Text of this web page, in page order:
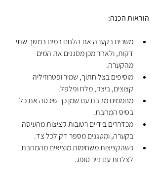
הוראות הכנה:
משרים בקערה את הלחם במים במשך שתי
דקות, ולאחר מכן מסננים את המים
מהקערה.
מוסיפים בצל חתוך, שמיר ופטרוזיליה
קצוצים, ביצה, מלח ופלפל.
מחממים מחבת עם שמן כך שיכסה את כל
בסיס המחבת.
מכדררים בידיים רטובות קציצות מהעיסה
בקערה, ומטגנים מספר דק לכל צד.
כשהקציצות משחימות מוציאים מהמחבת
לצלחת עם נייר סופג.